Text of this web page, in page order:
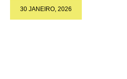
30 JANEIRO, 2026